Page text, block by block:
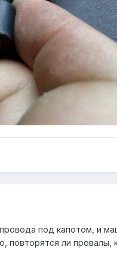
под капотом, и
повторятся ли